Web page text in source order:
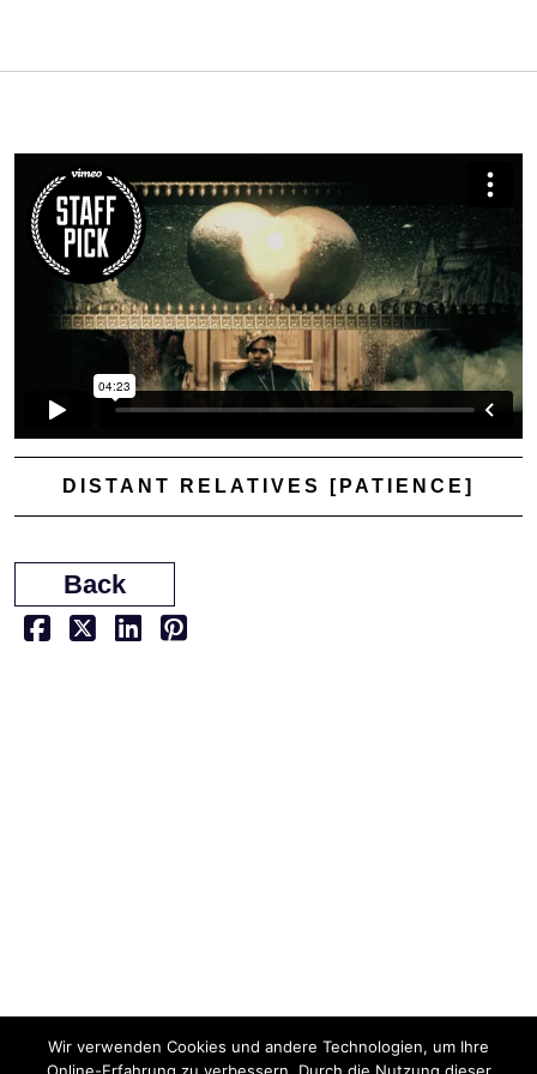
DISTANT RELATIVES [PATIENCE]
Back
Wir verwenden Cookies und andere Technologien, um Ihre